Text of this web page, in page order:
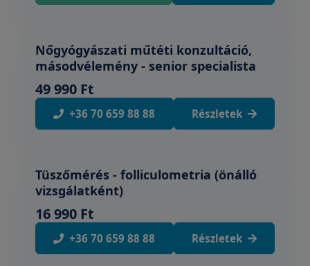
Nőgyógyászati műtéti konzultáció,
másodvélemény - senior specialista
49 990 Ft
+36 70 659 88 88 Részletek
Tüszőmérés - folliculometria (önálló
vizsgálatként)
16 990 Ft
+36 70 659 88 88 Részletek